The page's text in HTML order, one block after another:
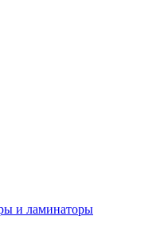
и ламинаторы